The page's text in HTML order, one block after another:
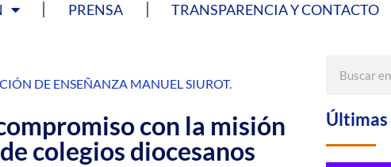
PRENSA TRANSPARENCIA Y CONTACTO
DE ENSEÑANZA MANUEL SIUROT.
con la misión
colegios diocesanos